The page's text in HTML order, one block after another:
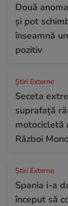
Două
și pot
înseamnă
pozitiv
Știri Externe
Seceta
suprafață
motocicletă
Război
Știri Externe
Spania i-a
început să